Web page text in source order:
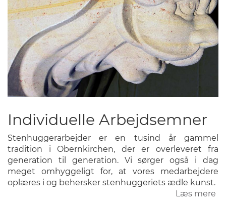
Individuelle Arbejdsemner
Stenhuggerarbejder er en tusind år gammel
tradition i Obernkirchen, der er overleveret fra
generation til generation. Vi sørger også i dag
meget omhyggeligt for, at vores medarbejdere
oplæres i og behersker stenhuggeriets ædle kunst.
Læs mere